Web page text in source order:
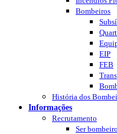
Bombeiros
EIP
FEB
História dos
Informações
Recrutamento
Ser bombeiro